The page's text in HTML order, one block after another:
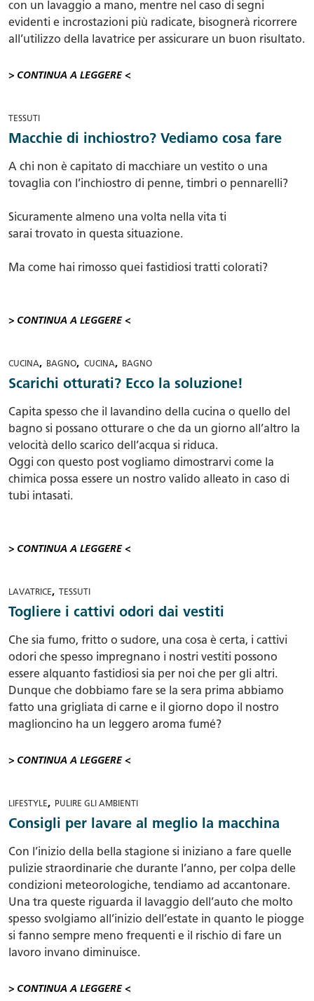
con un lavaggio a mano, mentre nel caso di segni
evidenti e incrostazioni più radicate, bisognerà ricorrere
all’utilizzo della lavatrice per assicurare un buon risultato.
> CONTINUA A LEGGERE <
TESSUTI
Macchie di inchiostro? Vediamo cosa fare
A chi non è capitato di macchiare un vestito o una
tovaglia con l’inchiostro di penne, timbri o pennarelli?
Sicuramente almeno una volta nella vita ti
sarai trovato in questa situazione.
Ma come hai rimosso quei fastidiosi tratti colorati?
> CONTINUA A LEGGERE <
CUCINA, BAGNO, CUCINA, BAGNO
Scarichi otturati? Ecco la soluzione!
Capita spesso che il lavandino della cucina o quello del
bagno si possano otturare o che da un giorno all’altro la
velocità dello scarico dell’acqua si riduca.
Oggi con questo post vogliamo dimostrarvi come la
chimica possa essere un nostro valido alleato in caso di
tubi intasati.
> CONTINUA A LEGGERE <
LAVATRICE, TESSUTI
Togliere i cattivi odori dai vestiti
Che sia fumo, fritto o sudore, una cosa è certa, i cattivi
odori che spesso impregnano i nostri vestiti possono
essere alquanto fastidiosi sia per noi che per gli altri.
Dunque che dobbiamo fare se la sera prima abbiamo
fatto una grigliata di carne e il giorno dopo il nostro
maglioncino ha un leggero aroma fumé?
> CONTINUA A LEGGERE <
LIFESTYLE, PULIRE GLI AMBIENTI
Consigli per lavare al meglio la macchina
Con l’inizio della bella stagione si iniziano a fare quelle
pulizie straordinarie che durante l’anno, per colpa delle
condizioni meteorologiche, tendiamo ad accantonare.
Una tra queste riguarda il lavaggio dell’auto che molto
spesso svolgiamo all’inizio dell’estate in quanto le piogge
si fanno sempre meno frequenti e il rischio di fare un
lavoro invano diminuisce.
> CONTINUA A LEGGERE <